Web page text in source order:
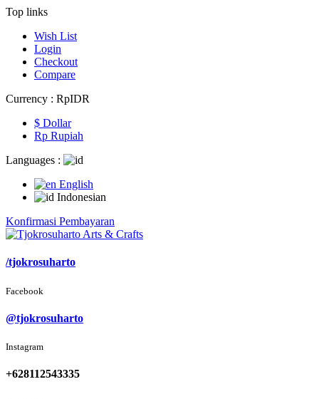
Top links
Wish List
Login
Checkout
Compare
Currency : Rp‎IDR
$ Dollar
Rp‎ Rupiah
Languages :
English
Indonesian
Konfirmasi Pembayaran
/tjokrosuharto
Facebook
@tjokrosuharto
Instagram
+628112543335